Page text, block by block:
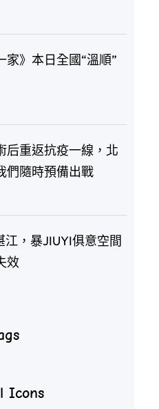
家》本日全國“溫順”
后重返抗疫一線，北
們隨時預備出戰
江，暴JIUYI俱意空間
效
Icons